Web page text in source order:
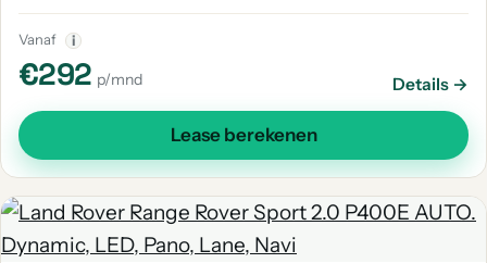
Vanaf i
€292 p/mnd Details →
Lease berekenen